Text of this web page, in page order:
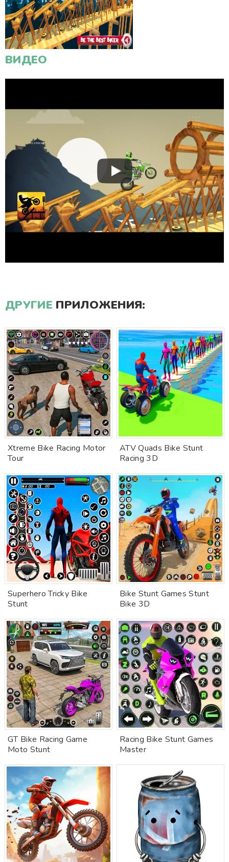
ВИДЕО
ДРУГИЕ ПРИЛОЖЕНИЯ:
Xtreme Bike Racing Motor
Tour
ATV Quads Bike Stunt
Racing 3D
Superhero Tricky Bike
Stunt
Bike Stunt Games Stunt
Bike 3D
GT Bike Racing Game
Moto Stunt
Racing Bike Stunt Games
Master